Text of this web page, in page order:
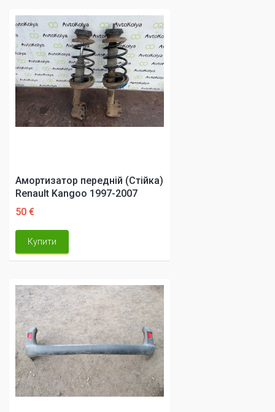
Амортизатор передній (Стійка)
Renault Kangoo 1997-2007
50 €
Купити